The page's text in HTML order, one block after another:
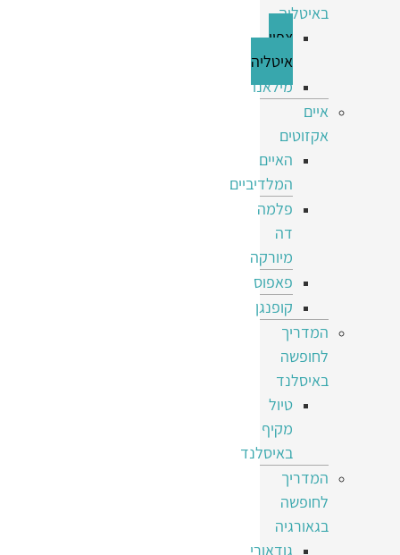
באיטליה
צפון
איטליה
מילאנו
איים
אקזוטים
האיים
המלדיביים
פלמה
דה
מיורקה
פאפוס
קופנגן
המדריך
לחופשה
באיסלנד
טיול
מקיף
באיסלנד
המדריך
לחופשה
בגאורגיה
גודאורי